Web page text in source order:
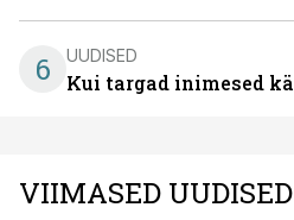
6 UUDISED
Kui targad inimesed
VIIMASED UUDISED